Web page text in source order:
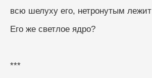
всю шелуху его, нетронутым лежит
Его же светлое ядро?
***